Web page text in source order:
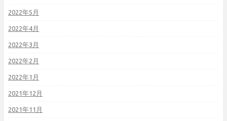
2022年5月
2022年4月
2022年3月
2022年2月
2022年1月
2021年12月
2021年11月